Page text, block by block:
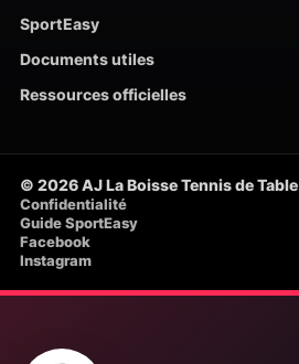
SportEasy
Documents utiles
Ressources officielles
© 2026 AJ La Boisse Tennis de Table
Confidentialité
Guide SportEasy
Facebook
Instagram